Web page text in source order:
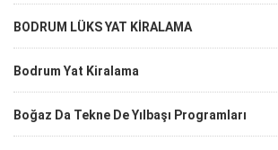
BODRUM LÜKS YAT KİRALAMA
Bodrum Yat Kiralama
Boğaz Da Tekne De Yılbaşı Programları